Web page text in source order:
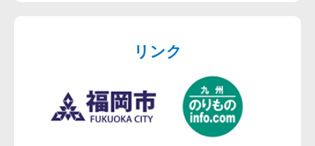
リンク